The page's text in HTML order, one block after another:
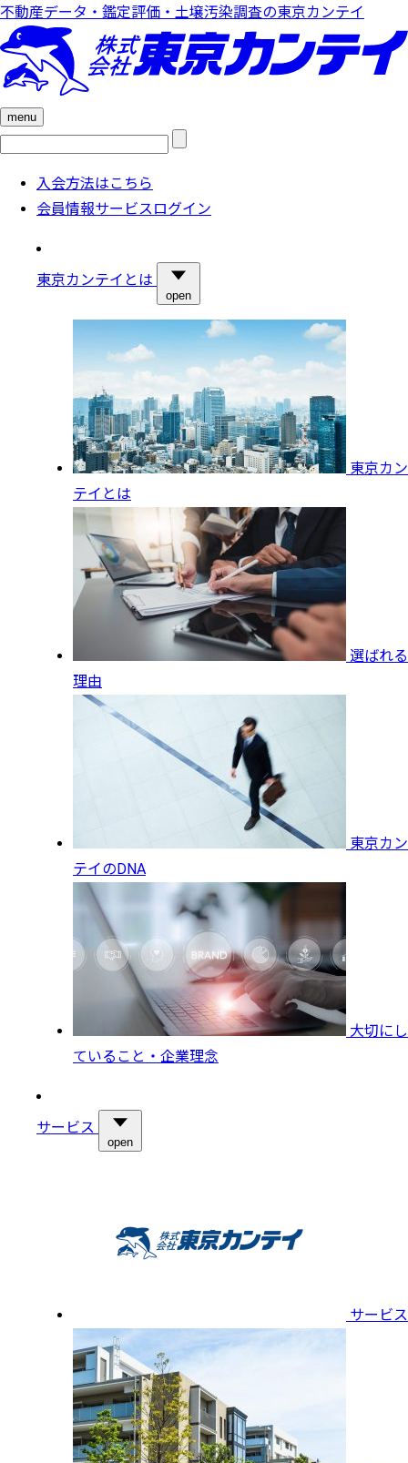
不動産データ・鑑定評価・土壌汚染調査の東京カンテイ
menu
検
入会方法はこちら
会員情報サービスログイン
東京カンテイとは
open
東京カン
テイとは
選ばれる
理由
東京カン
テイのDNA
大切にし
ていること・企業理念
サービス
open
サービス